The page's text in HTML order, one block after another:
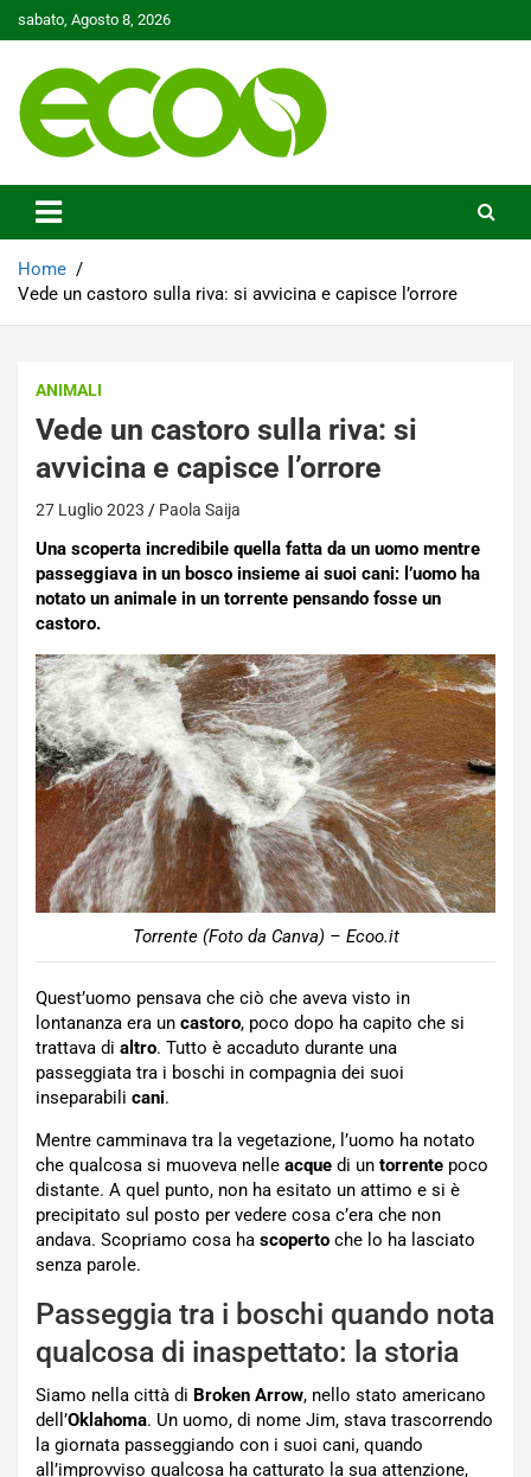
to
sabato, Agosto 8, 2026
Ecoo.it
Home
Vede un castoro sulla riva: si avvicina e capisce l’orrore
ANIMALI
Vede un castoro sulla riva: si
avvicina e capisce l’orrore
27 Luglio 2023 Paola Saija
Una scoperta incredibile quella fatta da un uomo mentre
passeggiava in un bosco insieme ai suoi cani: l’uomo ha
notato un animale in un torrente pensando fosse un
castoro.
Torrente (Foto da Canva) – Ecoo.it
Quest’uomo pensava che ciò che aveva visto in
lontananza era un castoro, poco dopo ha capito che si
trattava di altro. Tutto è accaduto durante una
passeggiata tra i boschi in compagnia dei suoi
inseparabili cani.
Mentre camminava tra la vegetazione, l’uomo ha notato
che qualcosa si muoveva nelle acque di un torrente poco
distante. A quel punto, non ha esitato un attimo e si è
precipitato sul posto per vedere cosa c’era che non
andava. Scopriamo cosa ha scoperto che lo ha lasciato
senza parole.
Passeggia tra i boschi quando nota
qualcosa di inaspettato: la storia
Siamo nella città di Broken Arrow, nello stato americano
dell’Oklahoma. Un uomo, di nome Jim, stava trascorrendo
la giornata passeggiando con i suoi cani, quando
all’improvviso qualcosa ha catturato la sua attenzione,